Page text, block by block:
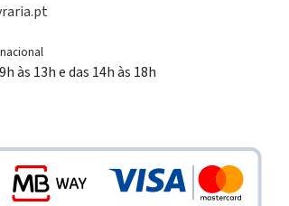
às 13h e das 14h às 18h